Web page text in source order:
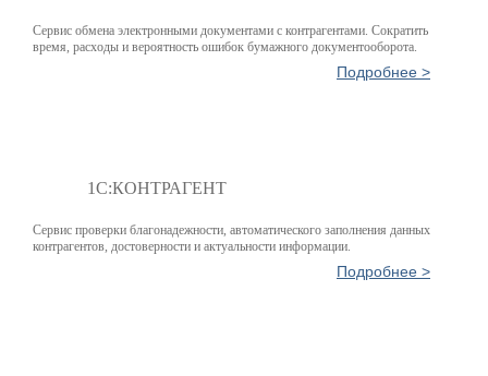
Сервис обмена электронными документами с контрагентами. Сократить
время, расходы и вероятность ошибок бумажного документооборота.
Подробнее >
1С:КОНТРАГЕНТ
Сервис проверки благонадежности, автоматического заполнения данных
контрагентов, достоверности и актуальности информации.
Подробнее >